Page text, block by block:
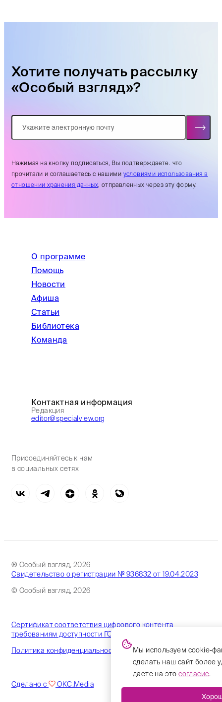
Хотите получать рассылку
«Особый взгляд»?
Нажимая на кнопку подписаться, Вы подтверждаете. что
прочитали и соглашаетесь с нашими условиями использования в
отношении хранения данных, отправленных через эту форму.
О программе
Помощь
Новости
Афиша
Статьи
Библиотека
Команда
Контактная информация
Редакция
editor@specialview.org
Присоединяйтесь к нам
в социальных сетях
® Особый взгляд, 2026
Свидетельство о регистрации № 936832 от 19.04.2023
© Особый взгляд, 2026
Сертификат соответствия цифрового контента
требованиям доступности ГОСТ
Политика конфиденциальности
Сделано с OKC.Media
Мы используем cookie-
сделать наш сайт более
даете на этосогласие.